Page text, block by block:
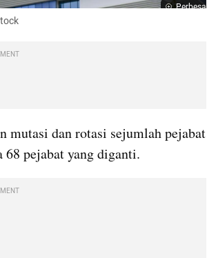
Perbesar
mutasi dan rotasi sejumlah pejabat
pejabat yang diganti.